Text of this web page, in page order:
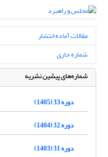
مقالات آماده انتشار
شماره جاری
شماره‌های پیشین نشریه
دوره 33 (1405)
دوره 32 (1404)
دوره 31 (1403)